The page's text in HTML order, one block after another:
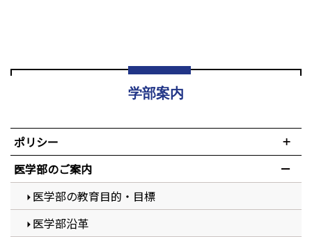
学部案内
ポリシー
医学部のご案内
医学部の教育目的・目標
医学部沿革